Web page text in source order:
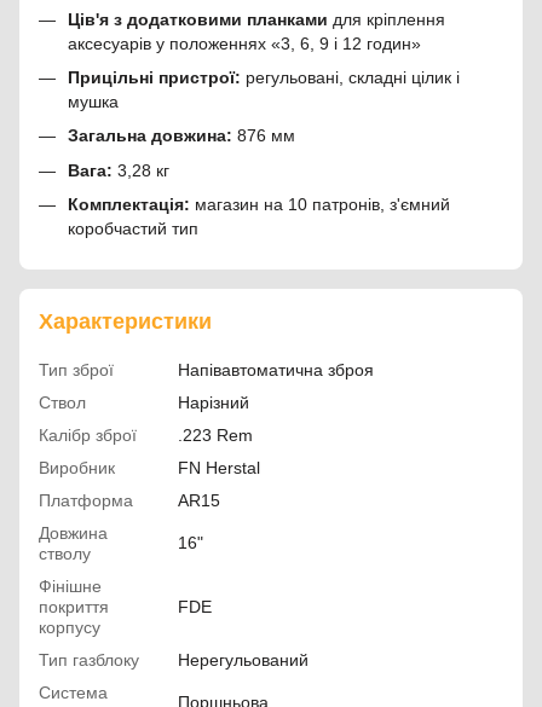
Ців'я з додатковими планками для кріплення
аксесуарів у положеннях «3, 6, 9 і 12 годин»
Прицільні пристрої: регульовані, складні цілик і
мушка
Загальна довжина: 876 мм
Вага: 3,28 кг
Комплектація: магазин на 10 патронів, з'ємний
коробчастий тип
Характеристики
Тип зброї
Напівавтоматична зброя
Ствол
Нарізний
Калібр зброї
.223 Rem
Виробник
FN Herstal
Платформа
AR15
Довжина
стволу
16"
Фінішне
покриття
корпусу
FDE
Тип газблоку
Нерегульований
Система
Поршньова